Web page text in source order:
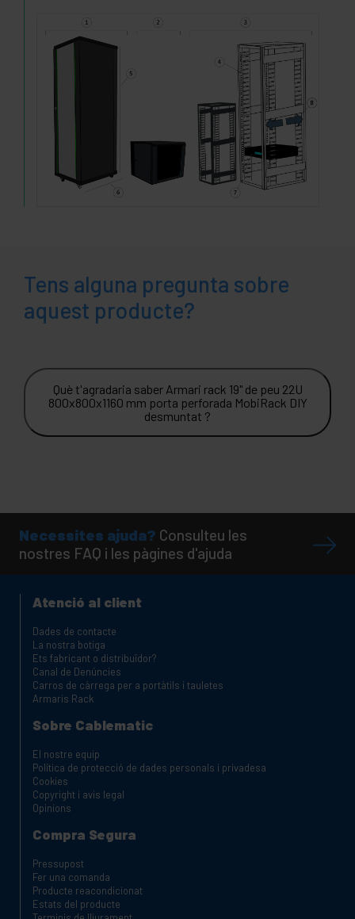
Tens alguna pregunta sobre
aquest producte?
Què t'agradaria saber Armari rack 19" de peu 22U
800x800x1160 mm porta perforada MobiRack DIY
Necessites ajuda? Consulteu les
nostres FAQ i les pàgines d'ajuda
Dades de contacte
La nostra botiga
Ets fabricant o distribuïdor?
Canal de Denúncies
Carros de càrrega per a portàtils i tauletes
El nostre equip
Política de protecció de dades personals i privadesa
Cookies
Copyright i avis legal
Pressupost
Fer una comanda
Producte reacondicionat